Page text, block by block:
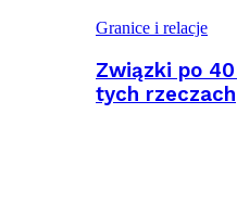
Granice i relacje
Związki po
tych rzeczach